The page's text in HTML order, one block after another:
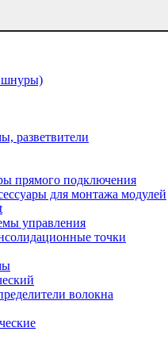
шнуры)
разветвители
прямого подключения
для монтажа модулей
управления
точки
волокна